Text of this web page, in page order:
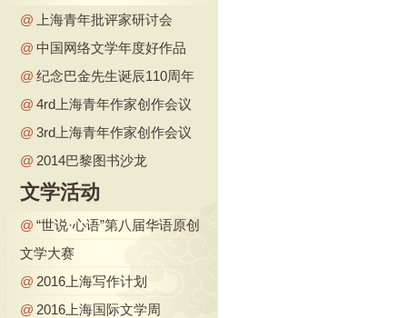
@
上海青年批评家研讨会
@ 中国网络文学年度好作品
@ 纪念巴金先生诞辰110周年
@ 4rd上海青年作家创作会议
@ 3rd上海青年作家创作会议
@ 2014巴黎图书沙龙
文学活动
@ “世说·心语”第八届华语原创
文学大赛
@ 2016上海写作计划
@ 2016上海国际文学周